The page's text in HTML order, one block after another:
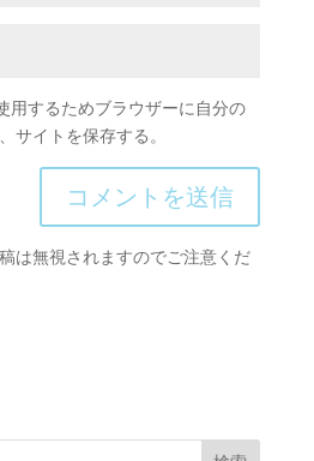
用するためブラウザーに自分の
サイトを保存する。
は無視されますのでご注意くだ